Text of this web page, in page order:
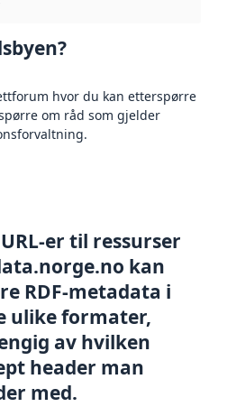
hvor du kan etterspørre
om råd som gjelder
er til ressurser
kan
RDF-metadata i
ulike formater,
av hvilken
header man
med.